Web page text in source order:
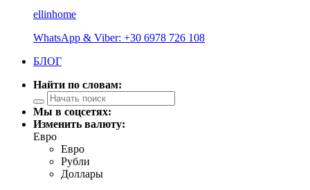
ellinhome
WhatsApp & Viber: +30 6978 726 108
БЛОГ
Найти по словам:
Мы в соцсетях:
Изменить валюту:
Евро
Евро
Рубли
Доллары